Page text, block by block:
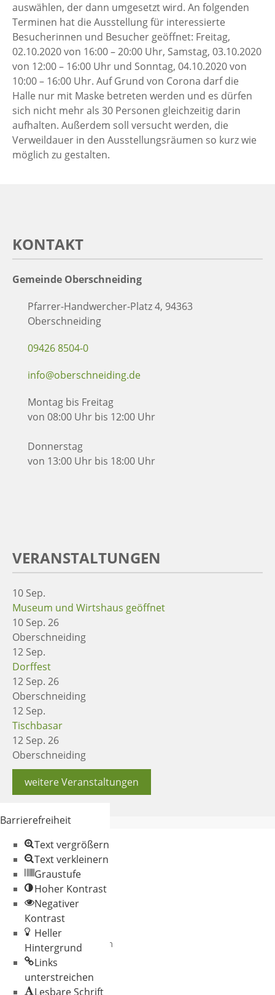
auswählen, der dann umgesetzt wird. An folgenden
Terminen hat die Ausstellung für interessierte
Besucherinnen und Besucher geöffnet: Freitag,
02.10.2020 von 16:00 – 20:00 Uhr, Samstag, 03.10.2020
von 12:00 – 16:00 Uhr und Sonntag, 04.10.2020 von
10:00 – 16:00 Uhr. Auf Grund von Corona darf die
Halle nur mit Maske betreten werden und es dürfen
sich nicht mehr als 30 Personen gleichzeitig darin
aufhalten. Außerdem soll versucht werden, die
Verweildauer in den Ausstellungsräumen so kurz wie
möglich zu gestalten.
KONTAKT
Gemeinde Oberschneiding
Pfarrer-Handwercher-Platz 4, 94363
Oberschneiding
09426 8504-0
info@oberschneiding.de
Montag bis Freitag
von 08:00 Uhr bis 12:00 Uhr
Donnerstag
von 13:00 Uhr bis 18:00 Uhr
VERANSTALTUNGEN
10 Sep.
Museum und Wirtshaus geöffnet
10 Sep. 26
Oberschneiding
12 Sep.
Dorffest
12 Sep. 26
Oberschneiding
12 Sep.
Tischbasar
12 Sep. 26
Oberschneiding
weitere Veranstaltungen
© 2026 Gemeinde
Oberschneiding
Datenschutz
Impressum
Barrierefreiheit
Text vergrößern
Text verkleinern
Graustufe
Hoher Kontrast
Negativer
Kontrast
Heller
Hintergrund
Links
unterstreichen
Lesbare Schrift